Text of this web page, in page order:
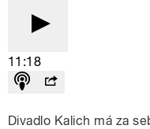
11:18
Divadlo Kalich má za